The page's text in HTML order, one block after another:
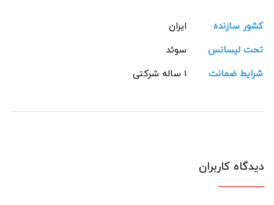
کشور سازنده
ایران
تحت لیسانس
سوئد
شرایط ضمانت
1 ساله شرکتی
دیدگاه کاربران